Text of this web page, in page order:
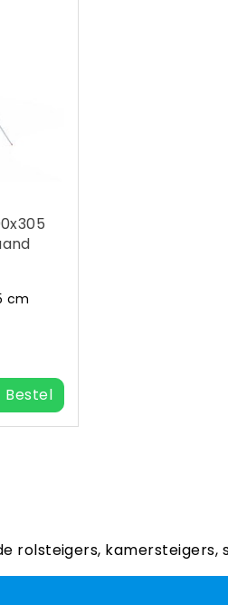
cm
Bestel
rolsteigers,